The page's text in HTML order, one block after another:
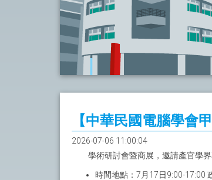
【中華民國電腦學會
2026-07-06 11:00:04
學術研討會暨商展，邀請產官學
時間地點：7月17日9:00-17:00